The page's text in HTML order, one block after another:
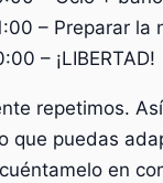
– Preparar la
– ¡LIBERTAD!
repetimos.
que puedas
en